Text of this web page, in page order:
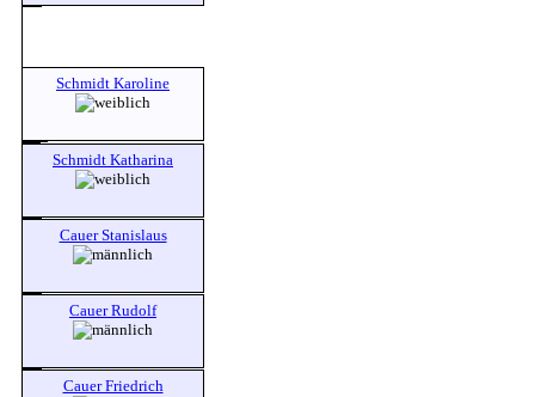
Schmidt Karoline
Schmidt Katharina
Cauer Stanislaus
Cauer Rudolf
Cauer Friedrich